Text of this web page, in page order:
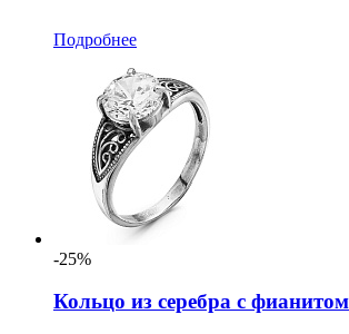
Подробнее
-25%
Кольцо из серебра с фианитом